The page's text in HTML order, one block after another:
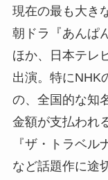
現在の最も大き
朝ドラ『あんぱ
ほか、日本テレ
出演。特にNHK
の、全国的な知
金額が支払われ
『ザ・トラベル
など話題作に途